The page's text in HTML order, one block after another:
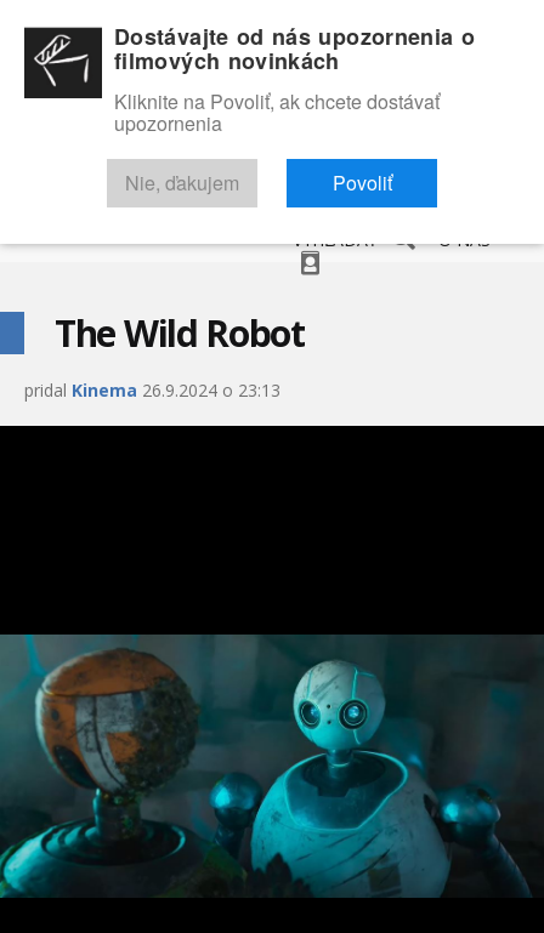
RECENZIE TRAILERY FILMOVÁ DATABÁZA
VYHĽADAŤ O NÁS
The Wild Robot
pridal Kinema 26.9.2024 o 23:13
Dostávajte od nás upozornenia o
filmových novinkách
Kliknite na Povoliť, ak chcete dostávať
upozornenia
Nie, ďakujem Povoliť